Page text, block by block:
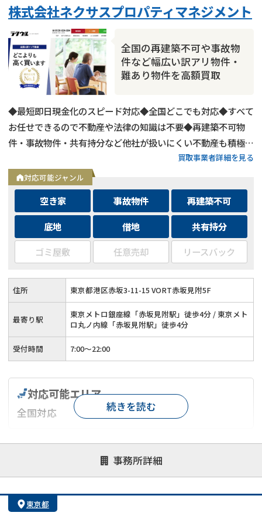
株式会社ネクサスプロパティマネジメント
全国の再建築不可や事故物
件など幅広い訳アリ物件・
難あり物件を高額買取
◆最短即日現金化のスピード対応◆全国どこでも対応◆すべて
お任せできるので不動産や法律の知識は不要◆再建築不可物
件・事故物件・共有持分など他社が扱いにくい不動産も積極買
取◆残置物・ゴミ屋敷・シロアリ被害がある物件もそのままで
買取
買取事業者詳細を見る
対応可能ジャンル
空き家 事故物件
再建築不可
底地
借地
共有持分
ゴミ屋敷
任意売却 リースバック
住所 東京都港区赤坂3-11-15 VORT赤坂見附5F
最寄り駅
東京メトロ銀座線「赤坂見附駅」徒歩4分 / 東京メト
ロ丸ノ内線「赤坂見附駅」徒歩4分
受付時間 7:00〜22:00
事務所詳細
対応可能エリア
全国対応
対応が親身 オンライン面談可能
レスポンスが早い
1億円以上の買取可
続きを読む
東京都